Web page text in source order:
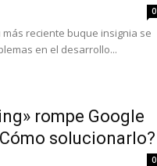
0
reciente buque insignia se
en el desarrollo...
rompe Google
solucionarlo?
0